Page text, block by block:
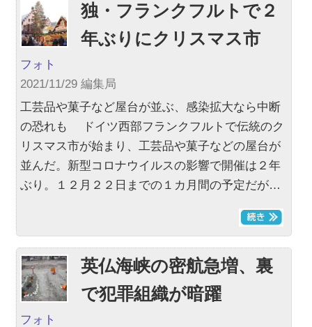
独・フランクフルトで２
年ぶりにクリスマス市
フォト
2021/11/29 編集局
工芸品や菓子など屋台が並ぶ、感染拡大なら中断
の恐れも ドイツ西部フランクフルトで伝統のク
リスマス市が始まり、工芸品や菓子などの屋台が
並んだ。新型コロナウイルスの影響で開催は２年
ぶり。１２月２２日までの１カ月間の予定だが…
英仏海峡の密航急増、裏
で犯罪組織が暗躍
フォト